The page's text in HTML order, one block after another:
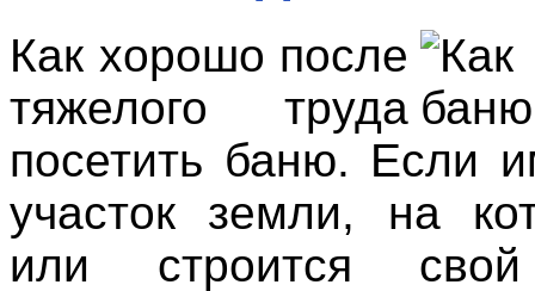
Как хорошо после
тяжелого труда
посетить баню. Если
участок земли, на
или строится